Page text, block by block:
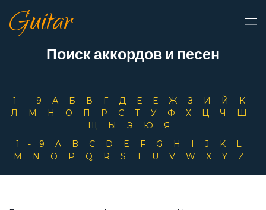
Guitar
Поиск аккордов и песен
1-9 А Б В Г Д Ё Е Ж З И Й
К
Л
М Н О П Р С Т У Ф Х Ц Ч
Ш
Щ
Ы Э Ю
Я
1-9
A B C D E F G H I J K
L
M
N O P Q R S T U V W X Y Z